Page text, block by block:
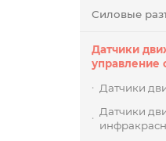
Силовые
Датчики
управление
Датчики
Датчики